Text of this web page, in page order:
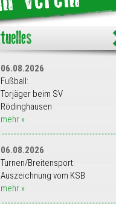
06.08.2026
Fußball:
Torjäger beim SV
Rödinghausen
mehr »
06.08.2026
Turnen/Breitensport:
Auszeichnung vom KSB
mehr »